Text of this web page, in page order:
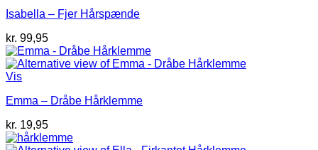
Isabella – Fjer Hårspænde
kr. 99,95
Vis
Emma – Dråbe Hårklemme
kr. 19,95